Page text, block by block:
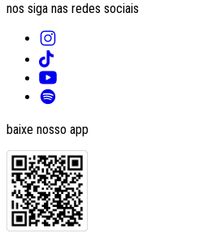
nos siga nas redes sociais
baixe nosso app